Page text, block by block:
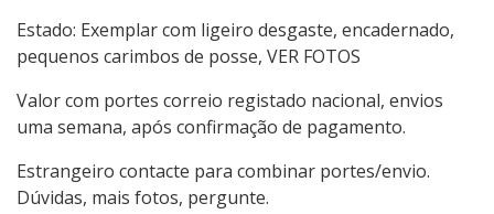
Estado: Exemplar com ligeiro desgaste, encadernado,
pequenos carimbos de posse, VER FOTOS
Valor com portes correio registado nacional, envios
uma semana, após confirmação de pagamento.
Estrangeiro contacte para combinar portes/envio.
Dúvidas, mais fotos, pergunte.